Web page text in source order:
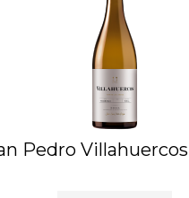
Pedro